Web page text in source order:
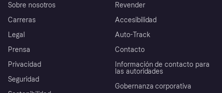
Sobre nosotros
Carreras
Legal
Prensa
Privacidad
Seguridad
Revender
Accesibilidad
Auto-Track
Contacto
Información de contacto para
las autoridades
Gobernanza corporativa